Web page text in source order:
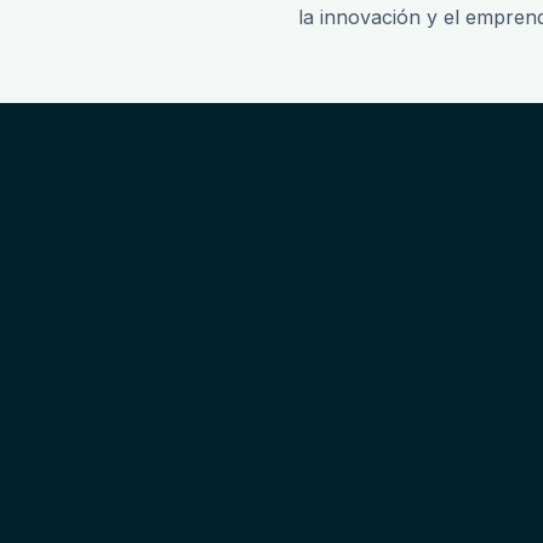
la innovación y el